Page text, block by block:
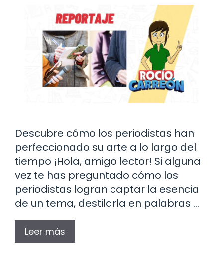
Descubre cómo los periodistas han
perfeccionado su arte a lo largo del
tiempo ¡Hola, amigo lector! Si alguna
vez te has preguntado cómo los
periodistas logran captar la esencia
de un tema, destilarla en palabras …
Leer más